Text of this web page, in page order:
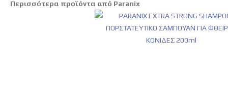
Περισσότερα προϊόντα από Paranix